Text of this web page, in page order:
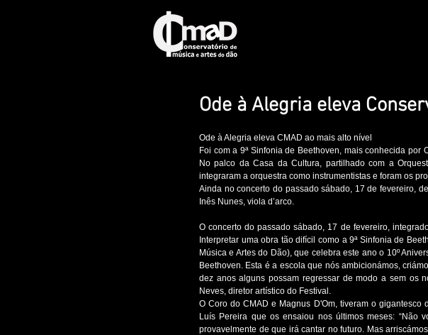
Ode à Alegria eleva
Ode à Alegria eleva CMAD ao mais alto nível
Foi com a 9ª Sinfonia de Beethoven, mais conhecida
No palco da Casa da Cultura, partilhado com a
integraram a orquestra como instrumentistas e foram os
Ainda no concerto do passado sábado, 17 de fevereiro,
Inês Nunes, viola d’arco.
O concerto do passado sábado, 17 de fevereiro,
Interpretar uma obra tão difícil como a 9ª Sinfonia de
Música e Artes do Dão), que celebra este ano o 10º
Beethoven. Esta é a escola que nós ambicionámos,
dez anos alguns possam regressar de modo a sem os
Neves, diretor artístico do Festival.
O Coro do CMAD e Magnus D'Om, tiveram o
Luís Pereira que os ensaiou nos últimos meses:
provavelmente de que irá cantar no futuro. Mas